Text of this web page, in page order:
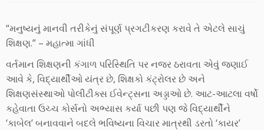
“મનુષ્યનું માનવી તરીકેનું સંપૂર્ણ પ્રગટીકરણ કરાવે તે એટલે સાચું
શિક્ષણ.” – મહાત્મા ગાંધી
વર્તમાન શિક્ષણની કંગાળ પરિસ્થિતિ પર નજર ઠરાવતા એવું જણાઈ
આવે કે, વિદ્યાર્થીઓ યંત્ર છે, શિક્ષકો કંટ્રોલર છે અને
શિક્ષણસંસ્થાઓ પોલીટીક્સ ઈવેન્ટ્સના અડ્ડાઓ છે. આટ-આટલા વર્ષો
કહેવાતા ઉચ્ચ કોર્સનો અભ્યાસ કર્યા પછી પણ જે વિદ્યાર્થીને
‘કાબેલ’ બનાવવાને બદલે ભવિષ્યના વિચાર માત્રથી ડરતો ‘કાયર’